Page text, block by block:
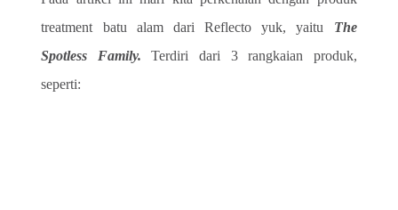
treatment batu alam dari Reflecto yuk, yaitu The
Spotless Family. Terdiri dari 3 rangkaian produk,
seperti: